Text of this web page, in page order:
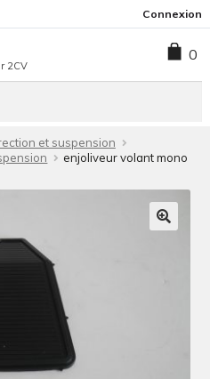
la
navigation
contenu
Connexion
2CV
0
et suspension
enjoliveur volant mono